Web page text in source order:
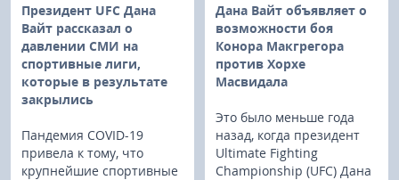
Президент UFC Дана
Вайт рассказал о
давлении СМИ на
спортивные лиги,
которые в результате
закрылись
Пандемия COVID-19
привела к тому, что
крупнейшие спортивные
Дана Вайт объявляет о
возможности боя
Конора Макгрегора
против Хорхе
Масвидала
Это было меньше года
назад, когда президент
Ultimate Fighting
Championship (UFC) Дана